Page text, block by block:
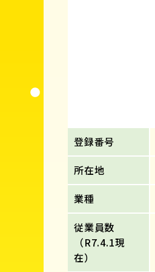
登録番号
所在地
業種
従業員数
（R7.4.1現
在）